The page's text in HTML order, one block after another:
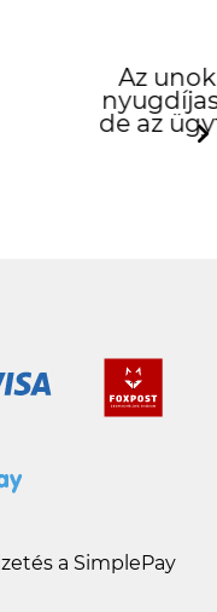
egy tokot,
hozzáértéssel,
nagyon
a SimplePay